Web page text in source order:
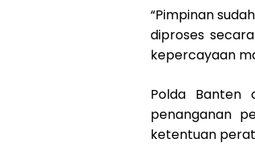
“Pimpinan
diproses
kepercayaan
Polda Banten
penanganan
ketentuan